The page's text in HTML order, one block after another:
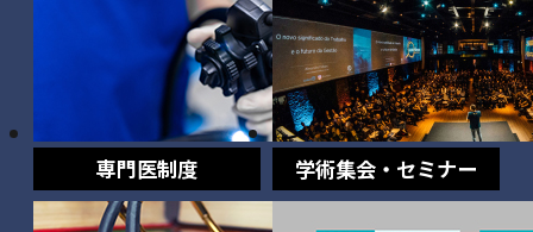
専門医制度 学術集会・セミナー